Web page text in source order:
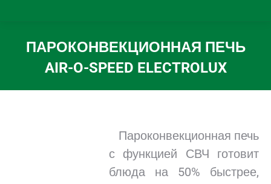
ПАРОКОНВЕКЦИОННАЯ ПЕЧЬ
AIR-O-SPEED ELECTROLUX
Вы здесь:
Пароконвекционная печь
с функцией СВЧ готовит
блюда на 50% быстрее,